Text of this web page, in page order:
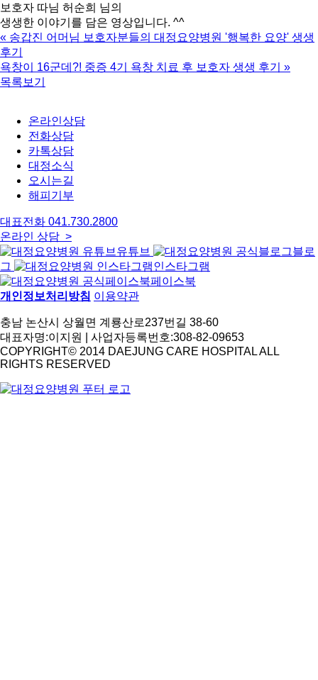
보호자 따님 허순희 님의
생생한 이야기를 담은 영상입니다. ^^
« 송갑진 어머님 보호자분들의 대정요양병원 '행복한 요양' 생생
후기
욕창이 16군데?! 중증 4기 욕창 치료 후 보호자 생생 후기
»
목록보기
온라인상담
전화상담
카톡상담
대정소식
오시는길
해피기부
대표전화 041.730.2800
온라인 상담 >
유튜브
블로
그
인스타그램
페이스북
개인정보처리방침 이용약관
충남 논산시 상월면 계룡산로237번길 38-60
대표자명:이지원 | 사업자등록번호:308-82-09653
COPYRIGHT© 2014 DAEJUNG CARE HOSPITAL ALL
RIGHTS RESERVED